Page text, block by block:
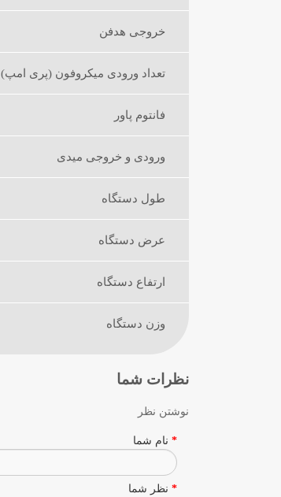
خروجی هدفن
تعداد ورودی میکروفون (پری امپ)
فانتوم پاور
ورودی و خروجی میدی
طول دستگاه
عرض دستگاه
ارتفاع دستگاه
وزن دستگاه
نظرات شما
نوشتن نظر
نام شما
نظر شما